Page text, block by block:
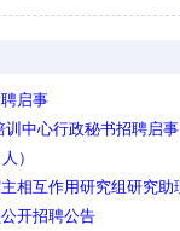
启事
中心行政秘书招聘启事
）
相互作用研究组研究助
开招聘公告